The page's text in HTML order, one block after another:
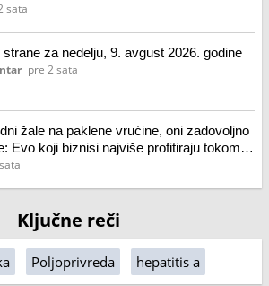
glavu od problema
sata
za nedelju, 9. avgust 2026. godine
pre 2 sata
žale na paklene vrućine, oni zadovoljno
Evo koji biznisi najviše profitiraju tokom
- što je toplije, njima zarada bolja
Ključne reči
Poljoprivreda hepatitis a